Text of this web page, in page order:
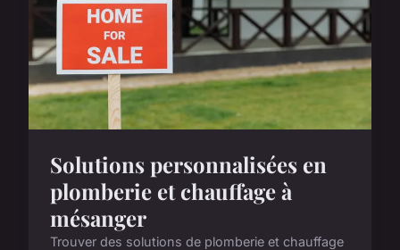
Solutions personnalisées en
plomberie et chauffage à
mésanger
Trouver des solutions de plomberie et chauffage